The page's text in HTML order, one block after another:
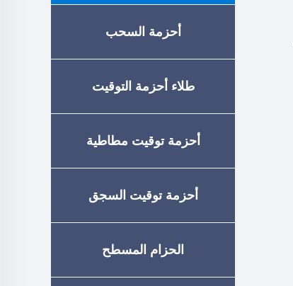
أحزمة السحب
طلاء أحزمة التوقيت
أحزمة توقيت مطاطية
أحزمة توقيت السجق
الحزام المسطح